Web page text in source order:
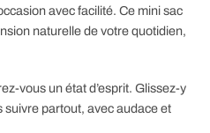
avec facilité. Ce mini sac
naturelle de votre quotidien,
vous un état d’esprit. Glissez-y
suivre partout, avec audace et